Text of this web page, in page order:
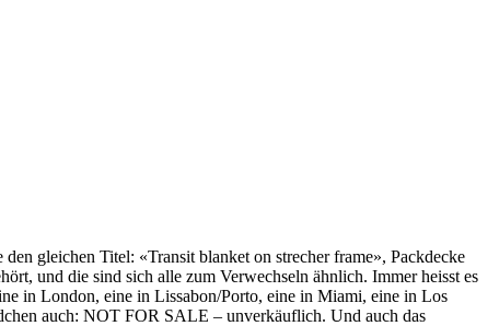
gleichen Titel: «Transit blanket on strecher frame», Packdecke
und die sind sich alle zum Verwechseln ähnlich. Immer heisst es
in London, eine in Lissabon/Porto, eine in Miami, eine in Los
auch: NOT FOR SALE – unverkäuflich. Und auch das